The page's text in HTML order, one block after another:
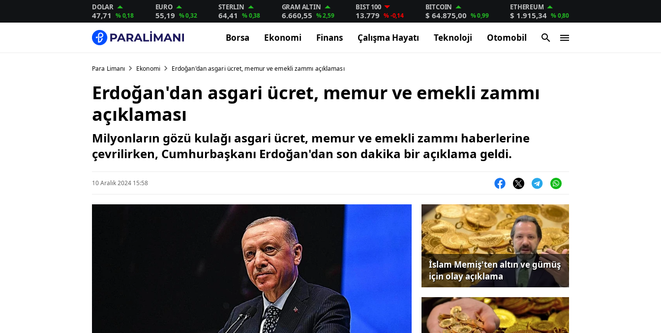
DOLAR
47,71 % 0,18
EURO
55,19 % 0,32
STERLIN
64,41 % 0,38
GRAM ALTIN
6.660,55 % 2,59
BIST 100
13.779 % -0,14
BITCOIN
$ 64.875,00 % 0,99
ETHEREUM
$ 1.915,34 % 0,80
Borsa Ekonomi Finans Çalışma Hayatı Teknoloji Otomobil
Para Limanı Ekonomi Erdoğan'dan asgari ücret, memur ve emekli zammı açıklaması
Erdoğan'dan asgari ücret, memur ve emekli zammı
açıklaması
Milyonların gözü kulağı asgari ücret, memur ve emekli zammı haberlerine
çevrilirken, Cumhurbaşkanı Erdoğan'dan son dakika bir açıklama geldi.
10 Aralık 2024 15:58
İslam Memiş'ten altın ve gümüş
için olay açıklama